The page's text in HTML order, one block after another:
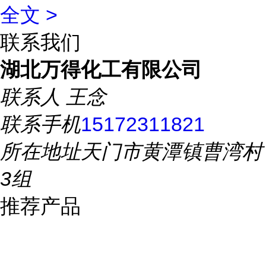
全文 >
联系我们
湖北万得化工有限公司
联系人 王念
联系手机15172311821
所在地址天门市黄潭镇曹湾村
3组
推荐产品